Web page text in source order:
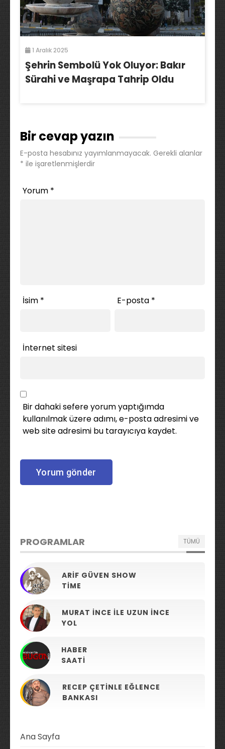
1 Aralık 2025
Şehrin Sembolü Yok Oluyor: Bakır
Sürahi ve Maşrapa Tahrip Oldu
Bir cevap yazın
E-posta hesabınız yayımlanmayacak. Gerekli alanlar
* ile işaretlenmişlerdir
Yorum *
İsim * E-posta *
İnternet sitesi
Bir dahaki sefere yorum yaptığımda
kullanılmak üzere adımı, e-posta adresimi ve
web site adresimi bu tarayıcıya kaydet.
PROGRAMLAR TÜMÜ
ARIF GÜVEN SHOW
TIME
MURAT İNCE ILE UZUN İNCE
YOL
HABER
SAATI
RECEP ÇETINLE EĞLENCE
BANKASI
Ana Sayfa